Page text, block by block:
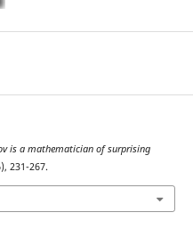
is a mathematician of surprising
231-267.